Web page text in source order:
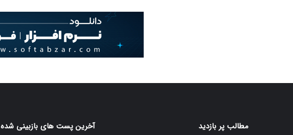
مطالب پر بازدید آخرین پست های بازبینی شده